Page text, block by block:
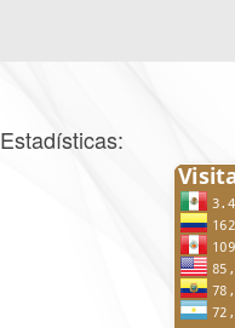
Estadísticas: